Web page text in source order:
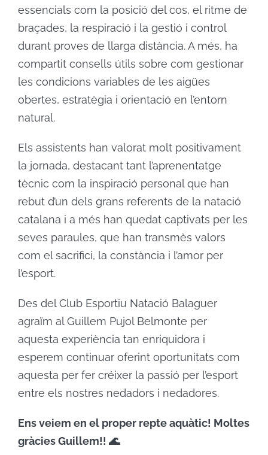
essencials com la posició del cos, el ritme de
braçades, la respiració i la gestió i control
durant proves de llarga distància. A més, ha
compartit consells útils sobre com gestionar
les condicions variables de les aigües
obertes, estratègia i orientació en l’entorn
natural.
Els assistents han valorat molt positivament
la jornada, destacant tant l’aprenentatge
tècnic com la inspiració personal que han
rebut d’un dels grans referents de la natació
catalana i a més han quedat captivats per les
seves paraules, que han transmès valors
com el sacrifici, la constància i l’amor per
l’esport.
Des del Club Esportiu Natació Balaguer
agraïm al Guillem Pujol Belmonte per
aquesta experiència tan enriquidora i
esperem continuar oferint oportunitats com
aquesta per fer créixer la passió per l’esport
entre els nostres nedadors i nedadores.
Ens veiem en el proper repte aquàtic! Moltes
gràcies Guillem!! 🌊